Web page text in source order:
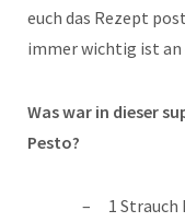
euch das Rezept
immer wichtig ist an
Was war in dieser
Pesto?
1